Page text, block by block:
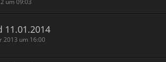
11.01.2014
2013 um 16:00